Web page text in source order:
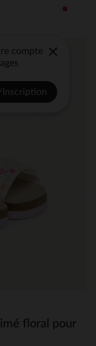
compte
Inscription
floral pour